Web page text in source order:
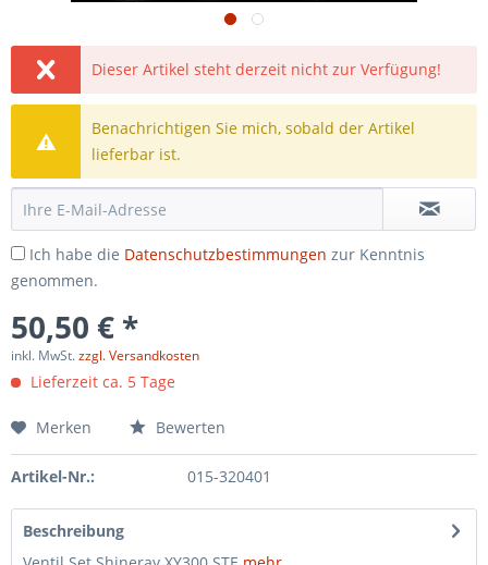
Dieser Artikel steht derzeit nicht zur Verfügung!
Benachrichtigen Sie mich, sobald der Artikel
lieferbar ist.
Ich habe die Datenschutzbestimmungen zur Kenntnis
genommen.
50,50 € *
inkl. MwSt.zzgl. Versandkosten
Lieferzeit ca. 5 Tage
Merken Bewerten
Artikel-Nr.: 015-320401
Beschreibung